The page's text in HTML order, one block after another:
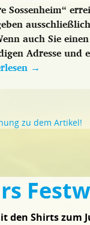
Sossenheim“
auch Sie
Adresse und
→
zu dem Artikel!
den Shirts zum